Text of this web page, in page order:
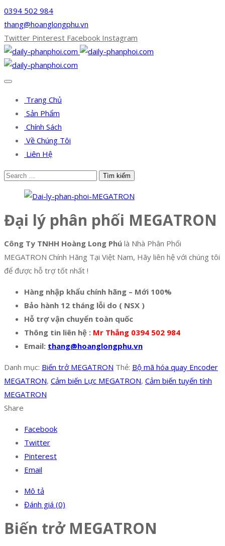
0394 502 984
thang@hoanglongphu.vn
Twitter Pinterest Facebook Instagram
Trang Chủ
Sản Phẩm
Chính Sách
Về Chúng Tôi
Liên Hệ
Đại lý phân phối MEGATRON
Công Ty TNHH Hoàng Long Phú là Nhà Phân Phối
MEGATRON Chính Hãng Tại Việt Nam, Hãy liên hệ với chúng tôi
để được hỗ trợ tốt nhất !
Hàng nhập khẩu chính hãng – Mới 100%
Bảo hành 12 tháng lỗi do ( NSX )
Hỗ trợ vận chuyển toàn quốc
Thông tin liên hệ : Mr Thắng 0394 502 984
Email: thang@hoanglongphu.vn
Danh mục: Biến trở MEGATRON Thẻ: Bộ mã hóa quay Encoder
MEGATRON, Cảm biến Lực MEGATRON, Cảm biến tuyến tính
MEGATRON
Share
Facebook
Twitter
Pinterest
Email
Mô tả
Đánh giá (0)
Biến trở MEGATRON